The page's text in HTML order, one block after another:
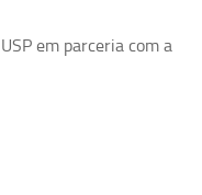
Pública
em parceria com a